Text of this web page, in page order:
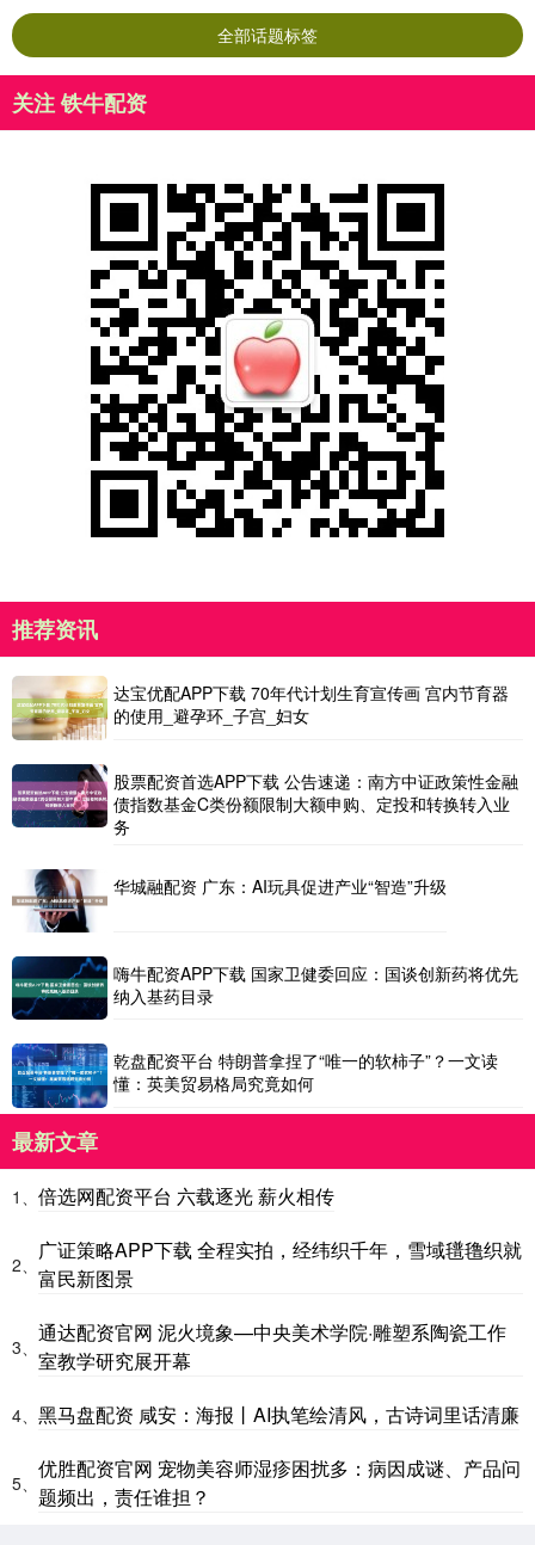
全部话题标签
关注 铁牛配资
推荐资讯
达宝优配APP下载 70年代计划生育宣传画 宫内节育器
的使用_避孕环_子宫_妇女
股票配资首选APP下载 公告速递：南方中证政策性金融
债指数基金C类份额限制大额申购、定投和转换转入业
务
华城融配资 广东：AI玩具促进产业“智造”升级
嗨牛配资APP下载 国家卫健委回应：国谈创新药将优先
纳入基药目录
乾盘配资平台 特朗普拿捏了“唯一的软柿子”？一文读
懂：英美贸易格局究竟如何
最新文章
1、 倍选网配资平台 六载逐光 薪火相传
2、
广证策略APP下载 全程实拍，经纬织千年，雪域氆氇织就
富民新图景
3、
通达配资官网 泥火境象—中央美术学院·雕塑系陶瓷工作
室教学研究展开幕
4、 黑马盘配资 咸安：海报丨AI执笔绘清风，古诗词里话清廉
5、
优胜配资官网 宠物美容师湿疹困扰多：病因成谜、产品问
题频出，责任谁担？